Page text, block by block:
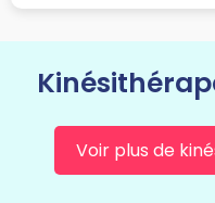
Voir plus de